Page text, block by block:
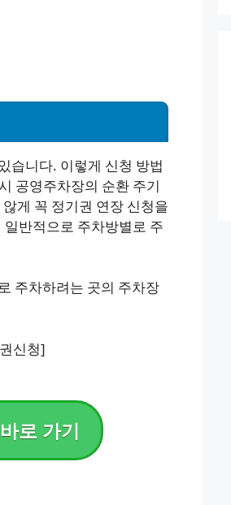
습니다. 이렇게 신청 방법
공영주차장의 순환 주기
게 꼭 정기권 연장 신청을
반적으로 주차방별로 주
주차하려는 곳의 주차장
신청]
로 가기